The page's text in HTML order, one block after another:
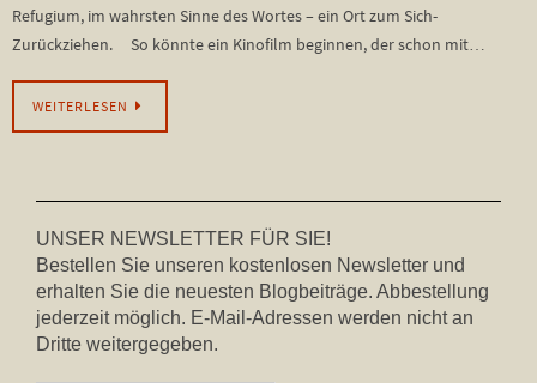
Refugium, im wahrsten Sinne des Wortes – ein Ort zum Sich-
Zurückziehen. So könnte ein Kinofilm beginnen, der schon mit…
WEITERLESEN
UNSER NEWSLETTER FÜR SIE!
Bestellen Sie unseren kostenlosen Newsletter und
erhalten Sie die neuesten Blogbeiträge. Abbestellung
jederzeit möglich. E-Mail-Adressen werden nicht an
Dritte weitergegeben.